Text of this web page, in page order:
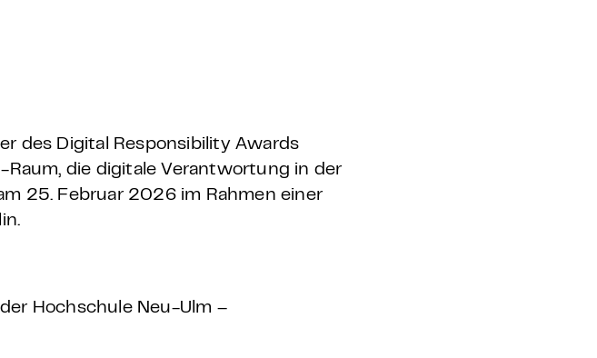
des Digital Responsibility Awards
die digitale Verantwortung in der
25. Februar 2026 im Rahmen einer
Hochschule Neu-Ulm –